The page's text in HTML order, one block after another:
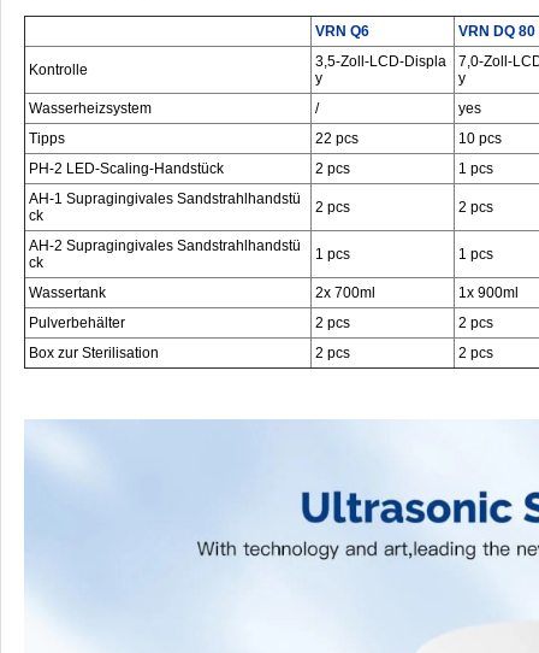
VRN Q6 VRN DQ 80
Kontrolle
3,5-Zoll-LCD-Displa
y
7,0-Zoll-
y
Wasserheizsystem
/
yes
Tipps
22 pcs
10 pcs
PH-2 LED-Scaling-Handstück
2 pcs
1 pcs
AH-1 Supragingivales Sandstrahlhandstü
ck
2 pcs 2 pcs
AH-2 Supragingivales Sandstrahlhandstü
ck
1 pcs 1 pcs
Wassertank 2x 700ml
1x 900ml
Pulverbehälter
2 pcs
2 pcs
Box zur Sterilisation
2 pcs 2 pcs